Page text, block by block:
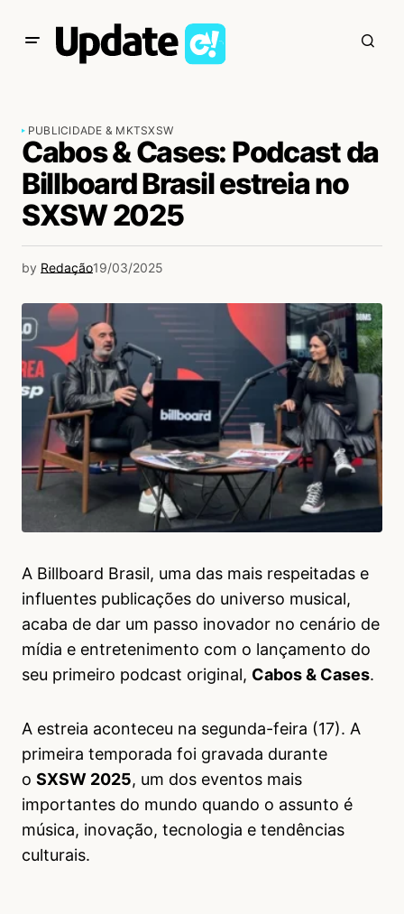
PUBLICIDADE & MKTSXSW
Cabos & Cases: Podcast da
Billboard Brasil estreia no
SXSW 2025
by Redação19/03/2025
A Billboard Brasil, uma das mais respeitadas e
influentes publicações do universo musical,
acaba de dar um passo inovador no cenário de
mídia e entretenimento com o lançamento do
seu primeiro podcast original, Cabos & Cases.
A estreia aconteceu na segunda-feira (17). A
primeira temporada foi gravada durante
o SXSW 2025, um dos eventos mais
importantes do mundo quando o assunto é
música, inovação, tecnologia e tendências
culturais.